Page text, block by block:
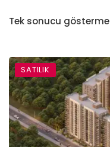
Tek sonucu gösterme
SATILIK